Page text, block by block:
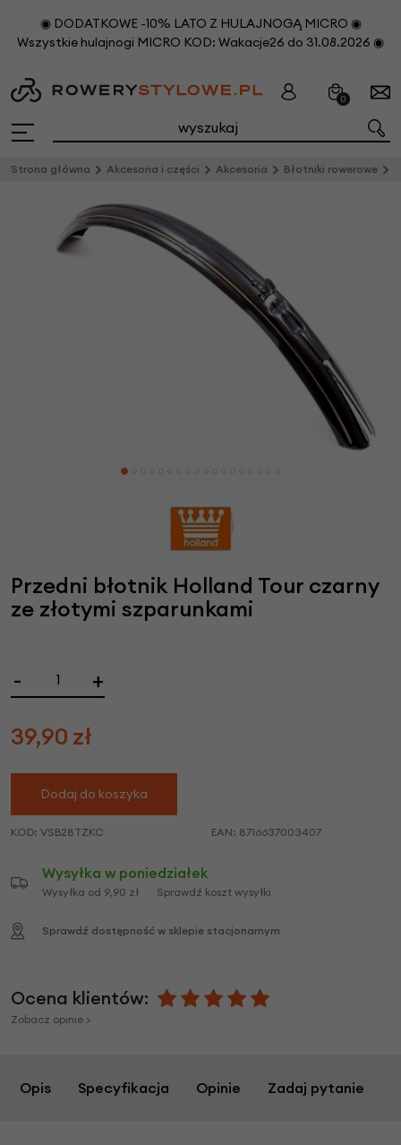
◉ DODATKOWE -10% LATO Z HULAJNOGĄ MICRO ◉
Wszystkie hulajnogi MICRO KOD: Wakacje26 do 31.08.2026 ◉
0
Strona główna Akcesoria i części Akcesoria Błotniki rowerowe
Przedni błotnik Holland Tour czarny
ze złotymi szparunkami
- +
39,90 zł
Dodaj do koszyka
KOD: VSB28TZKC EAN: 8716637003407
Wysyłka w poniedziałek
Wysyłka od 9,90 zł Sprawdź koszt wysyłki
Sprawdź dostępność w sklepie stacjonarnym
Ocena klientów:
Zobacz opinie >
Opis Specyfikacja Opinie Zadaj pytanie